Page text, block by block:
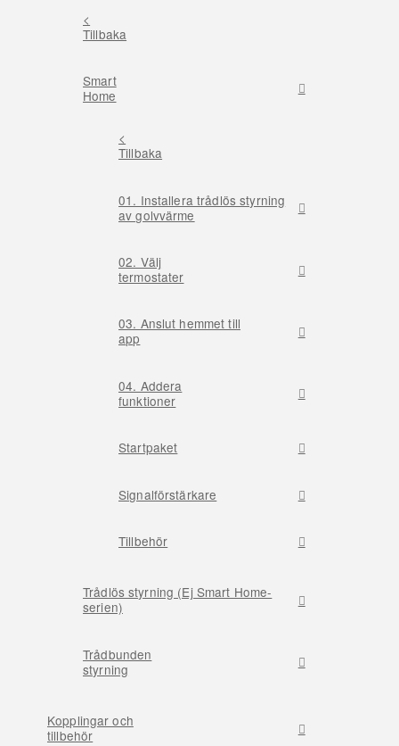
<
Tillbaka
Smart
Home
<
Tillbaka
01. Installera trådlös styrning
av golvvärme
02. Välj
termostater
03. Anslut hemmet till
app
04. Addera
funktioner
Startpaket
Signalförstärkare
Tillbehör
Trådlös styrning (Ej Smart Home-
serien)
Trådbunden
styrning
Kopplingar och
tillbehör